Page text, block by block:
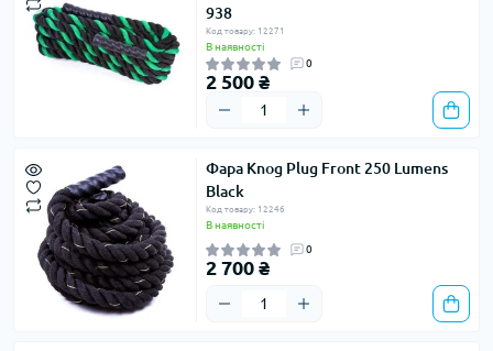
938
Код товару: 12271
В наявності
0
2 500 ₴
Фара Knog Plug Front 250 Lumens
Black
Код товару: 12246
В наявності
0
2 700 ₴